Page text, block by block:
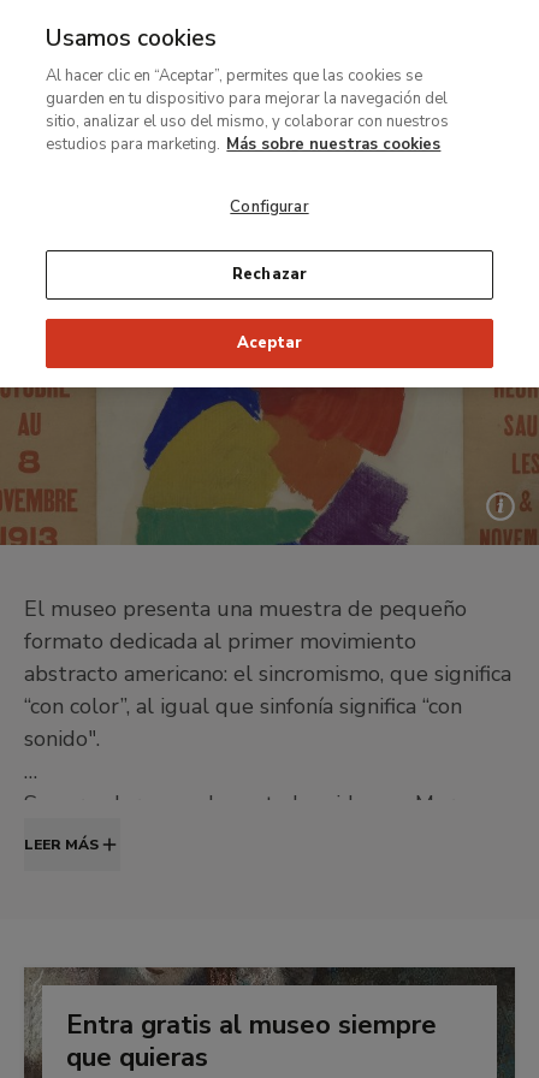
MENÚ
contenido
principal
Exposición de pequeño formato
Los sincromistas
El museo presenta una muestra de pequeño
formato dedicada al primer movimiento
abstracto americano: el sincromismo, que significa
“con color”, al igual que sinfonía significa “con
sonido".
Sus creadores son los estadounidenses Morgan
Russell (1886-1953) y Stanton Macdonald-
cubismo y el simultaneísmo, Russell y
Macdonald-Wright indagaron en el uso del color
para evocar la forma y el espacio, y lo convirtieron
en un elemento expresivo y formal
LEER MÁS
Entra gratis al museo siempre
que quieras
Usamos cookies
Al hacer clic en “Aceptar”, permites que las cookies se
guarden en tu dispositivo para mejorar la navegación del
sitio, analizar el uso del mismo, y colaborar con nuestros
estudios para marketing. Más sobre nuestras cookies
Configurar
Rechazar
Aceptar